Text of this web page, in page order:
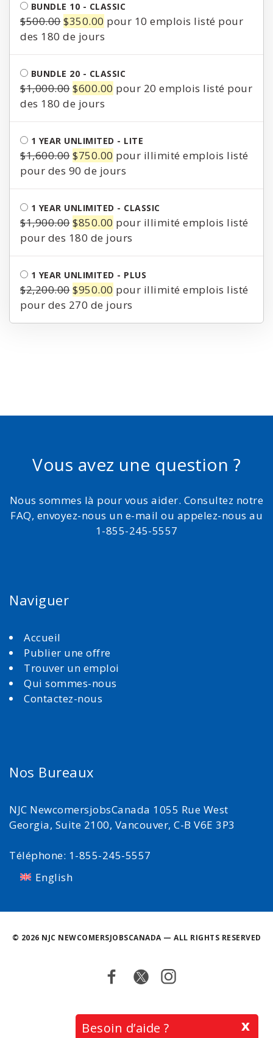
$250.00.$200.00.
BUNDLE 10 - CLASSIC
$500.00Le
prix
initial
$500.00.
$350.00 Le
prix
actuel
$350.00.
pour 10 emplois listé pour
des 180 de jours
BUNDLE 20 - CLASSIC
$1,000.00Le
prix
initial
$1,000.00.
$600.00 Le
actuel
$600.00.
pour 20 emplois listé pour
des 180 de jours
1 YEAR UNLIMITED - LITE
$1,600.00Le
prix
initial
$1,600.00.
$750.00 Le
prix
actuel
$750.00.
pour illimité emplois listé
pour des 90 de jours
1 YEAR UNLIMITED - CLASSIC
$1,900.00Le
prix
initial
$1,900.00.
$850.00 Le
prix
actuel
$850.00.
pour illimité emplois listé
pour des 180 de jours
1 YEAR UNLIMITED - PLUS
$2,200.00Le
prix
initial
$950.00 Le
prix
actuel
pour illimité emplois listé
pour des 270 de jours
Vous avez une question ?
Nous sommes là pour vous aider. Consultez notre
FAQ, envoyez-nous un e-mail ou appelez-nous au
1-855-245-5557
Naviguer
Accueil
Publier une offre
Trouver un emploi
Qui sommes-nous
Contactez-nous
x
Besoin d’aide ?
Nos Bureaux
NJC NewcomersjobsCanada 1055 Rue West
Georgia, Suite 2100, Vancouver, C-B V6E 3P3
Téléphone: 1-855-245-5557
English
© 2026 NJC NEWCOMERSJOBSCANADA — ALL RIGHTS RESERVED
Facebook
TwitterInstagram
Retour
en